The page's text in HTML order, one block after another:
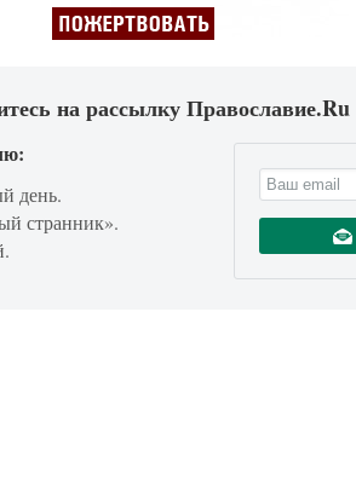
на рассылку Православие.Ru
день.
странник».